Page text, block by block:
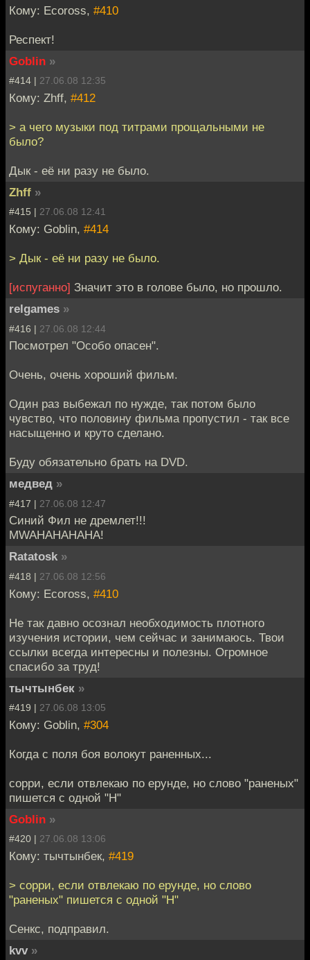
Кому: Ecoross, #410
Респект!
Goblin »
#414 | 27.06.08 12:35
Кому: Zhff, #412
> а чего музыки под титрами прощальными не
было?
Дык - её ни разу не было.
Zhff »
#415 | 27.06.08 12:41
Кому: Goblin, #414
> Дык - её ни разу не было.
[испуганно] Значит это в голове было, но прошло.
relgames »
#416 | 27.06.08 12:44
Посмотрел "Особо опасен".
Очень, очень хороший фильм.
Один раз выбежал по нужде, так потом было
чувство, что половину фильма пропустил - так все
насыщенно и круто сделано.
Буду обязательно брать на DVD.
медвед »
#417 | 27.06.08 12:47
Синий Фил не дремлет!!!
MWAHAHAHAHA!
Ratatosk »
#418 | 27.06.08 12:56
Кому: Ecoross, #410
Не так давно осознал необходимость плотного
изучения истории, чем сейчас и занимаюсь. Твои
ссылки всегда интересны и полезны. Огромное
спасибо за труд!
тычтынбек »
#419 | 27.06.08 13:05
Кому: Goblin, #304
Когда с поля боя волокут раненных...
сорри, если отвлекаю по ерунде, но слово "раненых"
пишется с одной "Н"
Goblin »
#420 | 27.06.08 13:06
Кому: тычтынбек, #419
> сорри, если отвлекаю по ерунде, но слово
"раненых" пишется с одной "Н"
Сенкс, подправил.
kvv »